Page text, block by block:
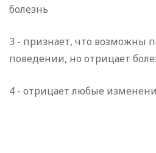
болезнь
3 - признает, что возможны
поведении, но отрицает
4 - отрицает любые